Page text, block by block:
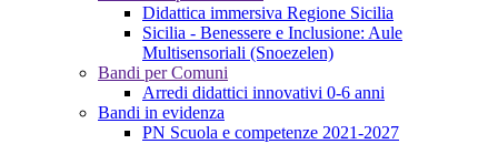
Didattica immersiva Regione Sicilia
Sicilia - Benessere e Inclusione: Aule
Multisensoriali (Snoezelen)
Bandi per Comuni
Arredi didattici innovativi 0-6 anni
Bandi in evidenza
PN Scuola e competenze 2021-2027